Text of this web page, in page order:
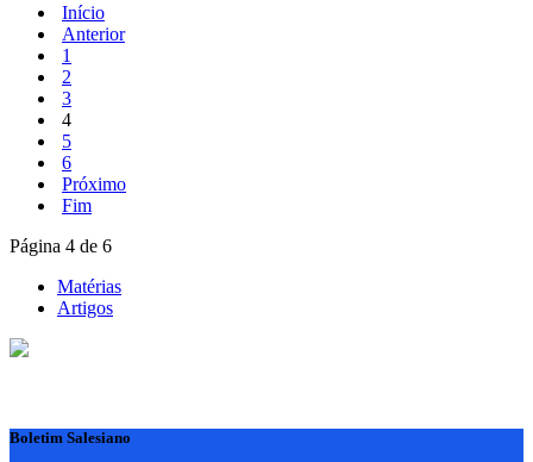
Início
Anterior
1
2
3
4
5
6
Próximo
Fim
Página 4 de 6
Matérias
Artigos
Boletim Salesiano